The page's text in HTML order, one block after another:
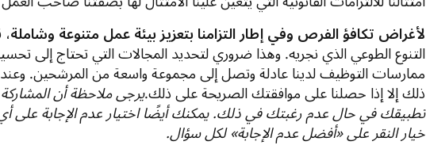
لأغراض تكافؤ الفرص وفي إطار التزامنا بتعزيز بيئة عمل متنوعة وشاملة
التنوع الطوعي الذي نجريه. وهذا ضروري لتحديد المجالات التي تحتاج إلى
ممارسات التوظيف لدينا عادلة وتصل إلى مجموعة واسعة من المرشحين.
ذلك إلا إذا حصلنا على موافقتك الصريحة على ذلك.يرجى ملاحظة أن
تطبيقك في حال عدم رغبتك في ذلك. يمكنك أيضًا اختيار عدم الإجابة على
خيار النقر على «أفضل عدم الإجابة» لكل سؤال.